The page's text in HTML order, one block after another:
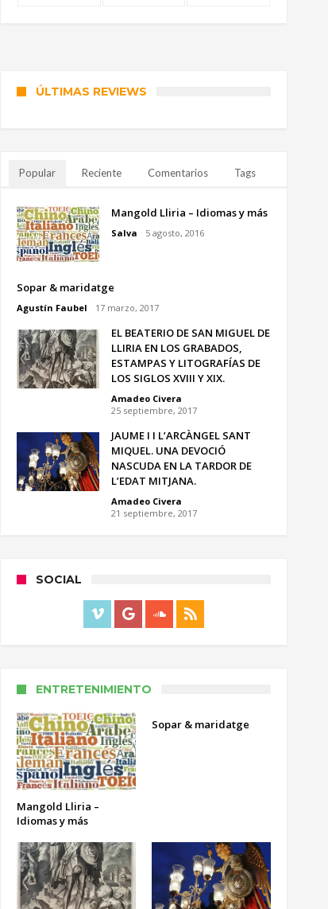
ÚLTIMAS REVIEWS
Popular Reciente Comentarios Tags
Mangold Lliria – Idiomas y más
Salva 5 agosto, 2016
Sopar & maridatge
Agustín Faubel 17 marzo, 2017
EL BEATERIO DE SAN MIGUEL DE
LLIRIA EN LOS GRABADOS,
ESTAMPAS Y LITOGRAFÍAS DE
LOS SIGLOS XVIII Y XIX.
Amadeo Civera
25 septiembre, 2017
JAUME I I L’ARCÀNGEL SANT
MIQUEL. UNA DEVOCIÓ
NASCUDA EN LA TARDOR DE
L’EDAT MITJANA.
Amadeo Civera
21 septiembre, 2017
SOCIAL
ENTRETENIMIENTO
Mangold Lliria –
Idiomas y más
Sopar & maridatge